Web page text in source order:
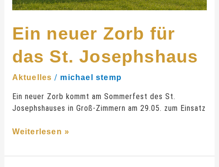
Ein neuer Zorb für
das St. Josephshaus
Aktuelles / michael stemp
Ein neuer Zorb kommt am Sommerfest des St.
Josephshauses in Groß-Zimmern am 29.05. zum Einsatz
Weiterlesen »